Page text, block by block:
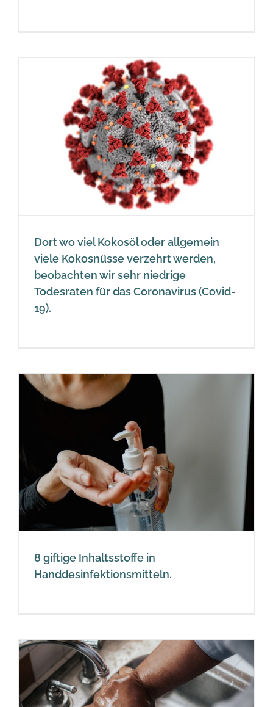
Dort wo viel Kokosöl oder allgemein
viele Kokosnüsse verzehrt werden,
beobachten wir sehr niedrige
Todesraten für das Coronavirus (Covid-
19).
8 giftige Inhaltsstoffe in
Handdesinfektionsmitteln.